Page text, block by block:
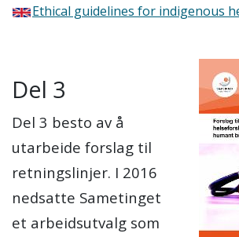
Ethical guidelines for indigenous
Del 3
Del 3 besto av å
utarbeide forslag til
retningslinjer. I 2016
nedsatte Sametinget
et arbeidsutvalg som